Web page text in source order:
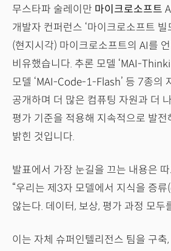
무스타파 술레이만 마이크로소프트
개발자 컨퍼런스 ‘마이크로소프트 빌
(현지시각) 마이크로소프트의 AI를
비유했습니다. 추론 모델 ‘MAI-
모델 ‘MAI-Code-1-Flash’ 등 7종의
공개하며 더 많은 컴퓨팅 자원과 더
평가 기준을 적용해 지속적으로 발
밝힌 것입니다.
발표에서 가장 눈길을 끄는 내용은
“우리는 제3자 모델에서 지식을 증
않는다. 데이터, 보상, 평가 과정 모두
이는 자체 슈퍼인텔리전스 팀을 구축